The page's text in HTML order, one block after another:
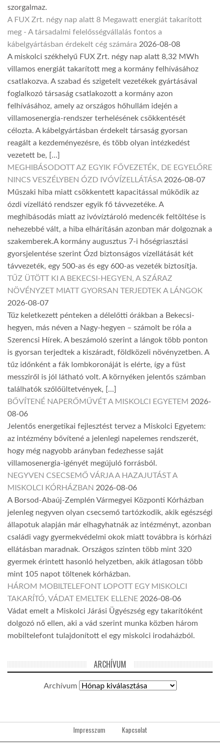
szorgalmaz.
A FUX Zrt. négy nap alatt 8 Megawatt energiát takarított
meg - A társadalmi felelősségvállalás fontos a
kábelgyártásban érdekelt cég számára 2026-08-08
A miskolci székhelyű FUX Zrt. négy nap alatt 8,32 MWh
villamos energiát takarított meg a kormány felhívásához
csatlakozva. A szabad és szigetelt vezetékek gyártásával
foglalkozó társaság csatlakozott a kormány azon
felhívásához, amely az országos hőhullám idején a
villamosenergia-rendszer terhelésének csökkentését
célozta. A kábelgyártásban érdekelt társaság gyorsan
reagált a kezdeményezésre, és több olyan intézkedést
vezetett be, […]
MEGHIBÁSODOTT AZ EGYIK FŐVEZETÉK, DE EGYELŐRE
NINCS VESZÉLYBEN ÓZD IVÓVÍZELLÁTÁSA 2026-08-07
Műszaki hiba miatt csökkentett kapacitással működik az
ózdi vízellátó rendszer egyik fő távvezetéke. A
meghibásodás miatt az ivóvíztároló medencék feltöltése is
nehezebbé vált, a hiba elhárításán azonban már dolgoznak a
szakemberek.A kormány augusztus 7-i hőségriasztási
gyorsjelentése szerint Ózd biztonságos vízellátását két
távvezeték, egy 500-as és egy 600-as vezeték biztosítja.
TŰZ ÜTÖTT KI A BEKECSI-HEGYEN, A SZÁRAZ
NÖVÉNYZET MIATT GYORSAN TERJEDTEK A LÁNGOK
2026-08-07
Tűz keletkezett pénteken a délelőtti órákban a Bekecsi-
hegyen, más néven a Nagy-hegyen – számolt be róla a
Szerencsi Hírek. A beszámoló szerint a lángok több ponton
is gyorsan terjedtek a kiszáradt, földközeli növényzetben. A
tűz időnként a fák lombkoronáját is elérte, így a füst
messziről is jól látható volt. A környéken jelentős számban
találhatók szőlőültetvények, […]
BŐVÍTENÉ NAPERŐMŰVÉT A MISKOLCI EGYETEM 2026-
08-06
Jelentős energetikai fejlesztést tervez a Miskolci Egyetem:
az intézmény bővítené a jelenlegi napelemes rendszerét,
hogy még nagyobb arányban fedezhesse saját
villamosenergia-igényét megújuló forrásból.
NEGYVEN CSECSEMŐ VÁRJA A HAZAJUTÁST A
MISKOLCI KÓRHÁZBAN 2026-08-06
A Borsod-Abaúj-Zemplén Vármegyei Központi Kórházban
jelenleg negyven olyan csecsemő tartózkodik, akik egészségi
állapotuk alapján már elhagyhatnák az intézményt, azonban
családi vagy gyermekvédelmi okok miatt továbbra is kórházi
ellátásban maradnak. Országos szinten több mint 320
gyermek érintett hasonló helyzetben, akik átlagosan több
mint 105 napot töltenek kórházban.
HÁROM MOBILTELEFONT LOPOTT EGY MISKOLCI
TAKARÍTÓ, VÁDAT EMELTEK ELLENE 2026-08-06
Vádat emelt a Miskolci Járási Ügyészség egy takarítóként
dolgozó nő ellen, aki a vád szerint munka közben három
mobiltelefont tulajdonított el egy miskolci irodaházból.
ARCHÍVUM
Archívum
Impresszum Kapcsolat